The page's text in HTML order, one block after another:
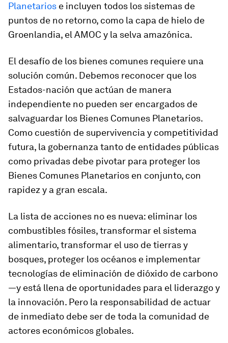
Planetarios e incluyen todos los sistemas de
puntos de no retorno, como la capa de hielo de
Groenlandia, el AMOC y la selva amazónica.
El desafío de los bienes comunes requiere una
solución común. Debemos reconocer que los
Estados-nación que actúan de manera
independiente no pueden ser encargados de
salvaguardar los Bienes Comunes Planetarios.
Como cuestión de supervivencia y competitividad
futura, la gobernanza tanto de entidades públicas
como privadas debe pivotar para proteger los
Bienes Comunes Planetarios en conjunto, con
rapidez y a gran escala.
La lista de acciones no es nueva: eliminar los
combustibles fósiles, transformar el sistema
alimentario, transformar el uso de tierras y
bosques, proteger los océanos e implementar
tecnologías de eliminación de dióxido de carbono
—y está llena de oportunidades para el liderazgo y
la innovación. Pero la responsabilidad de actuar
de inmediato debe ser de toda la comunidad de
actores económicos globales.